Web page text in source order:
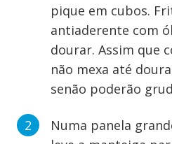
pique em cubos.
antiaderente com
dourar. Assim que
não mexa até
senão poderão
Numa panela